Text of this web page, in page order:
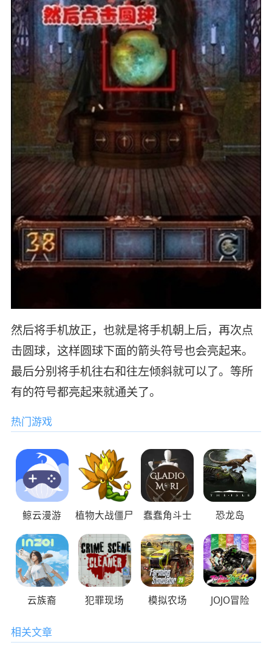
然后将手机放正，也就是将手机朝上后，再次点
击圆球，这样圆球下面的箭头符号也会亮起来。
最后分别将手机往右和往左倾斜就可以了。等所
有的符号都亮起来就通关了。
热门游戏
鲸云漫游 植物大战僵尸 蠢蠢角斗士 恐龙岛
云族裔 犯罪现场 模拟农场 JOJO冒险
相关文章